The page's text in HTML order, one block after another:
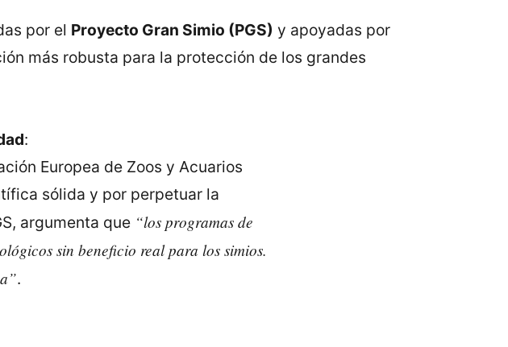
por el Proyecto Gran Simio (PGS) y apoyadas por
más robusta para la protección de los grandes
:
Europea de Zoos y Acuarios
sólida y por perpetuar la
argumenta que “los programas de
sin beneficio real para los simios.
.